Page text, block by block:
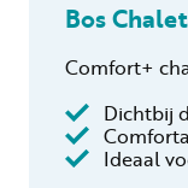
Bos Chalet
Comfort+
Dichtbij
Ideaal